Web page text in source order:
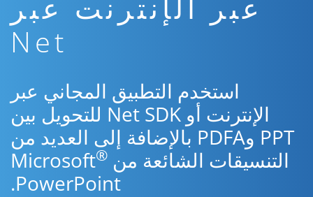
عبر الإنترنت عبر
Net
استخدم التطبيق المجاني عبر
الإنترنت أو Net SDK للتحويل بين
PPT وPDFA بالإضافة إلى العديد من
التنسيقات الشائعة من Microsoft ®
PowerPoint.